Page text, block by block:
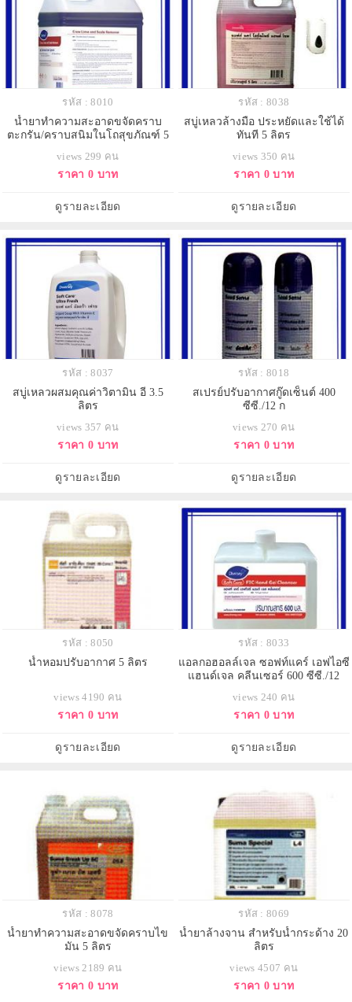
รหัส : 8010
น้ำยาทำความสะอาดขจัดคราบ
ตะกรัน/คราบสนิมในโถสุขภัณฑ์ 5
views 299 คน
ราคา 0 บาท
ดูรายละเอียด
รหัส : 8038
สบู่เหลวล้างมือ ประหยัดและใช้ได้
ทันที 5 ลิตร
views 350 คน
ราคา 0 บาท
ดูรายละเอียด
รหัส : 8037
สบู่เหลวผสมคุณค่าวิตามิน อี 3.5
ลิตร
views 357 คน
ราคา 0 บาท
ดูรายละเอียด
รหัส : 8018
สเปรย์ปรับอากาศกู๊ดเซ็นต์ 400
ซีซี./12 ก
views 270 คน
ราคา 0 บาท
ดูรายละเอียด
รหัส : 8050
น้ำหอมปรับอากาศ 5 ลิตร
views 4190 คน
ราคา 0 บาท
ดูรายละเอียด
รหัส : 8033
แอลกอฮอลล์เจล ซอฟท์แคร์ เอฟไอซี
แฮนด์เจล คลีนเซอร์ 600 ซีซี./12
views 240 คน
ราคา 0 บาท
ดูรายละเอียด
รหัส : 8078
น้ำยาทำความสะอาดขจัดคราบไข
มัน 5 ลิตร
views 2189 คน
ราคา 0 บาท
รหัส : 8069
น้ำยาล้างจาน สำหรับน้ำกระด้าง 20
ลิตร
views 4507 คน
ราคา 0 บาท